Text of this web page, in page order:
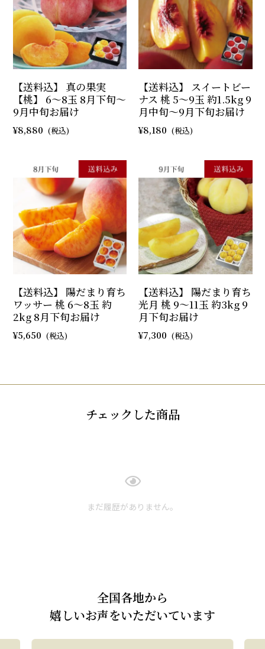
【送料込】 真の果実
【桃】 6～8玉 8月下旬～
9月中旬お届け
8,880
【送料込】 スイートビー
ナス 桃 5～9玉 約1.5kg 9
月中旬～9月下旬お届け
8,180
【送料込】 陽だまり育ち
ワッサー 桃 6～8玉 約
2kg 8月下旬お届け
5,650
【送料込】 陽だまり育ち
光月 桃 9～11玉 約3kg 9
月下旬お届け
7,300
チェックした商品
まだ履歴がありません。
全国各地から
嬉しいお声をいただいています